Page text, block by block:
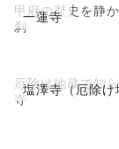
一蓮寺
甲府の歴史を静
刹
塩澤寺（厄除
厄除け地蔵で知
寺